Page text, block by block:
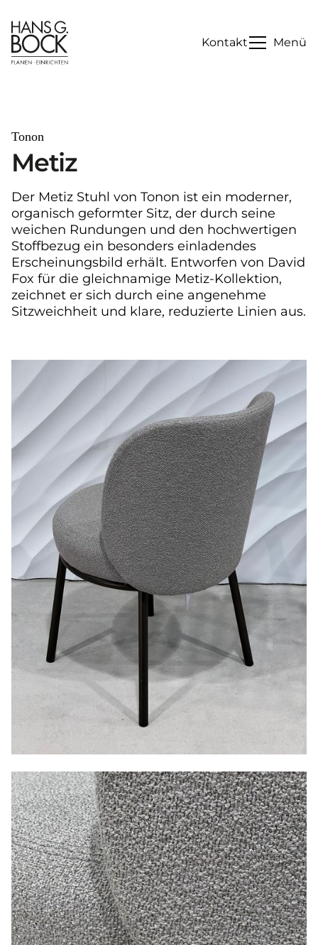
Kontakt Menü
Tonon
Metiz
Der Metiz Stuhl von Tonon ist ein moderner,
organisch geformter Sitz, der durch seine
weichen Rundungen und den hochwertigen
Stoffbezug ein besonders einladendes
Erscheinungsbild erhält. Entworfen von David
Fox für die gleichnamige Metiz-Kollektion,
zeichnet er sich durch eine angenehme
Sitzweichheit und klare, reduzierte Linien aus.